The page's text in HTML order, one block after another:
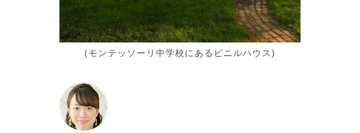
(モンテッソーリ中学校にあるビニルハウス)